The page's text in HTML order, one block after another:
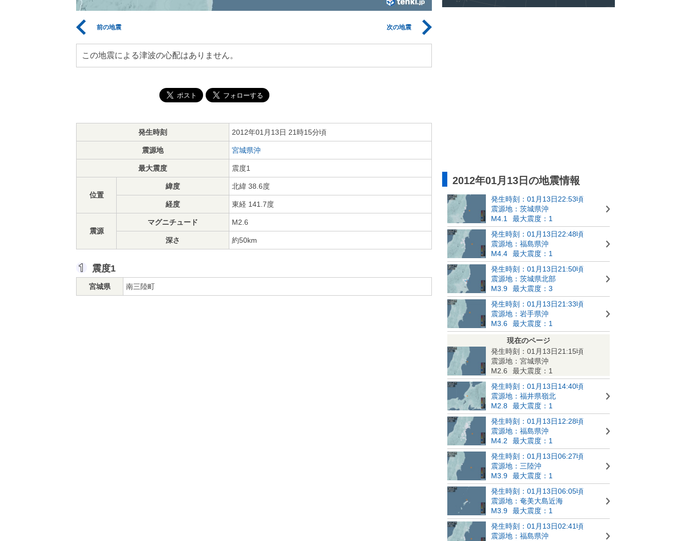
前の地震 次の地震
この地震による津波の心配はありません。
発生時刻 2012年01月13日 21時15分頃
震源地 宮城県沖
最大震度 震度1
位置
緯度 北緯 38.6度
経度 東経 141.7度
震源
マグニチュード M2.6
深さ 約50km
震度1
宮城県 南三陸町
2012年01月13日の地震情報
発生時刻：01月13日22:53頃
震源地：茨城県沖
M4.1
最大震度：1
発生時刻：01月13日22:48頃
震源地：福島県沖
M4.4
最大震度：1
発生時刻：01月13日21:50頃
震源地：茨城県北部
M3.9
最大震度：3
発生時刻：01月13日21:33頃
震源地：岩手県沖
M3.6
最大震度：1
現在のページ
発生時刻：01月13日21:15頃
震源地：宮城県沖
M2.6
最大震度：1
発生時刻：01月13日14:40頃
震源地：福井県嶺北
M2.8
最大震度：1
発生時刻：01月13日12:28頃
震源地：福島県沖
M4.2
最大震度：1
発生時刻：01月13日06:27頃
震源地：三陸沖
M3.9
最大震度：1
発生時刻：01月13日06:05頃
震源地：奄美大島近海
M3.9
最大震度：1
発生時刻：01月13日02:41頃
震源地：福島県沖